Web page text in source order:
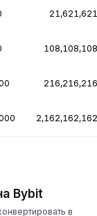
Bybit
в